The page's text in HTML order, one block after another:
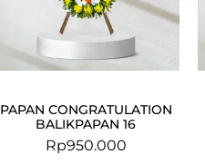
PAPAN CONGRATULATION
BALIKPAPAN 16
Rp950.000